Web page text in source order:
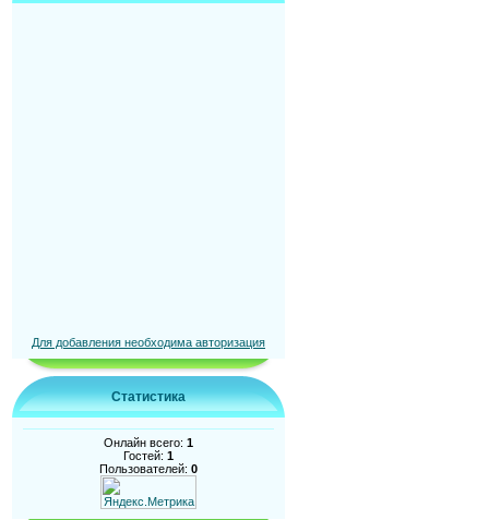
Для добавления необходима авторизация
Статистика
Онлайн всего: 1
Гостей: 1
Пользователей: 0